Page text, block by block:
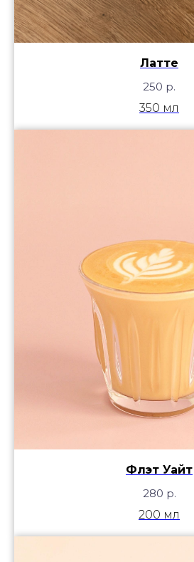
Латте
250 р.
350 мл
Флэт Уайт
280 р.
200 мл